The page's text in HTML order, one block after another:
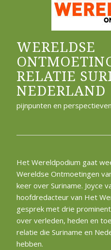
WERELDSE
RELATIE
NEDERLAND
pijnpunten en perspectieven
Het Wereldpodium gaat
Wereldse Ontmoetingen
keer over Suriname. Joyce
hoofdredacteur van Het
gesprek met drie
over verleden, heden en
relatie die Suriname en
hebben.